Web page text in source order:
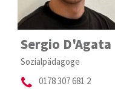
Sergio D'Agata
Sozialpädagoge
0178 307 681 2